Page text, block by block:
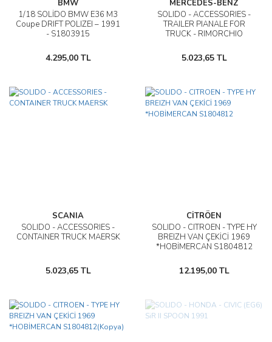
BMW
1/18 SOLİDO BMW E36 M3
Coupe DRIFT POLIZEI – 1991
- S1803915
4.295,00 TL
MERCEDES-BENZ
SOLIDO - ACCESSORIES -
TRAILER PIANALE FOR
TRUCK - RIMORCHIO
5.023,65 TL
SCANIA
SOLIDO - ACCESSORIES -
CONTAINER TRUCK MAERSK
5.023,65 TL
CİTRÖEN
SOLIDO - CITROEN - TYPE HY
BREIZH VAN ÇEKİCİ 1969
*HOBİMERCAN S1804812
12.195,00 TL